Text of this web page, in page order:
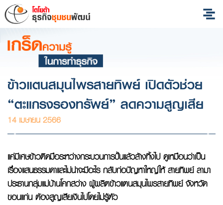
ข้าวแตนสมุนไพรสายทิพย์ เปิดตัวช่วย
“ตะแกรงรองทรัพย์” ลดความสูญเสีย
14 เมษายน 2566
แค่มีเศษข้าวติดมือระหว่างกระบวนการปั้นแล้วล้างทิ้งไป ดูเหมือนว่าเป็น
เรื่องแสนธรรมดาและไม่น่าจะมีอะไร กลับก่อปัญหาใหญ่ให้ สายทิพย์ ลามา
ประธานกลุ่มแม่บ้านโคกสว่าง ผู้ผลิตข้าวแตนสมุนไพรสายทิพย์ จังหวัด
ขอนแก่น ต้องสูญเสียเงินไปโดยไม่รู้ตัว